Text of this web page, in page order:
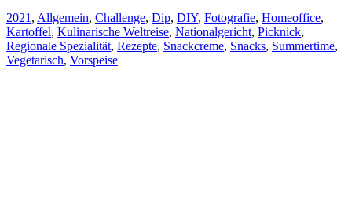
2021 , Allgemein, Challenge, Dip, DIY, Fotografie, Homeoffice,
Kartoffel, Kulinarische Weltreise, Nationalgericht, Picknick,
Regionale Spezialität, Rezepte, Snackcreme, Snacks, Summertime,
Vegetarisch, Vorspeise